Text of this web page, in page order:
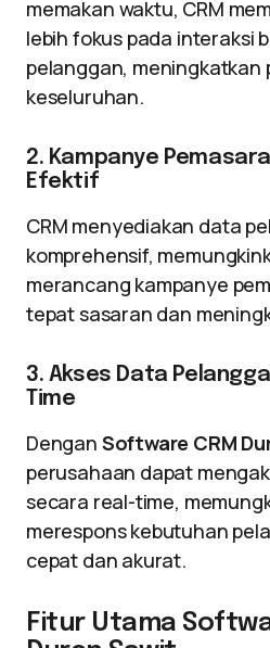
memakan waktu, CRM
lebih fokus pada interaksi
pelanggan, meningkatkan
keseluruhan.
2. Kampanye
Efektif
CRM menyediakan data
komprehensif,
merancang kampanye
tepat sasaran dan
3. Akses Data
Time
Dengan Software CRM
perusahaan dapat
secara real-time,
merespons kebutuhan
cepat dan akurat.
Fitur Utama